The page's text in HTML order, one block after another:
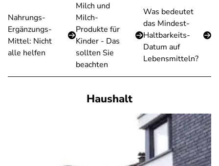
Nahrungs-
Ergänzungs-
Mittel: Nicht
alle helfen
Milch und
Milch-
Produkte für
Kinder - Das
sollten Sie
beachten
Was bedeutet
das Mindest-
Haltbarkeits-
Datum auf
Lebensmitteln?
Haushalt